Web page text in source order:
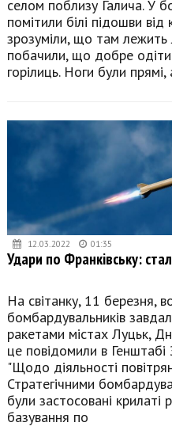
селом поблизу Галича. У
помітили білі підошви
зрозуміли, що там лежить
побачили, що добре
горілиць. Ноги були
12.03.2022 01:35
Удари по Франківську:
На світанку, 11 березня,
бомбардувальників
ракетами містах Луцьк,
це повідомили в
"Щодо діяльності
Стратегічними
були застосовані крилаті
базування по